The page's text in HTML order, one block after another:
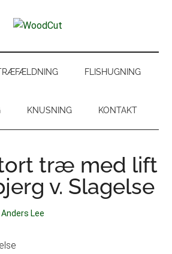
FLISHUGNING
KNUSNING KONTAKT
træ med lift
v. Slagelse
Anders Lee